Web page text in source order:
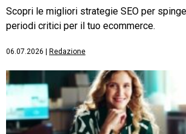
Scopri le migliori strategie SEO per
periodi critici per il tuo ecommerce.
06.07.2026 Redazione